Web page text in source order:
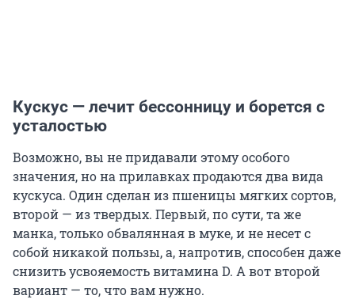
Кускус — лечит бессонницу и борется с
усталостью
Возможно, вы не придавали этому особого
значения, но на прилавках продаются два вида
кускуса. Один сделан из пшеницы мягких сортов,
второй — из твердых. Первый, по сути, та же
манка, только обвалянная в муке, и не несет с
собой никакой пользы, а, напротив, способен даже
снизить усвояемость витамина D. А вот второй
вариант — то, что вам нужно.